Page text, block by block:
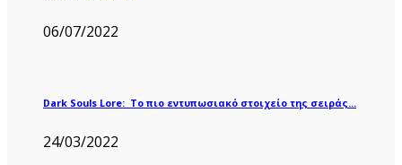
06/07/2022
Dark Souls Lore: Το πιο εντυπωσιακό στοιχείο της σειράς…
24/03/2022